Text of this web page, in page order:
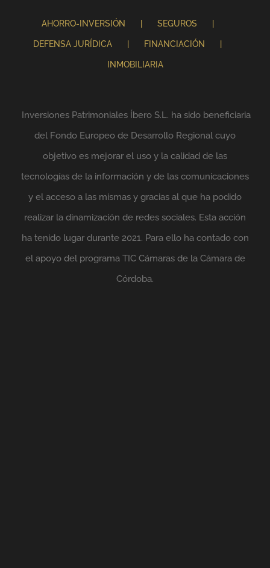
AHORRO-INVERSIÓN SEGUROS
DEFENSA JURÍDICA FINANCIACIÓN
INMOBILIARIA
Inversiones Patrimoniales Íbero S.L. ha sido beneficiaria
del Fondo Europeo de Desarrollo Regional cuyo
objetivo es mejorar el uso y la calidad de las
tecnologías de la información y de las comunicaciones
y el acceso a las mismas y gracias al que ha podido
realizar la dinamización de redes sociales. Esta acción
ha tenido lugar durante 2021. Para ello ha contado con
el apoyo del programa TIC Cámaras de la Cámara de
Córdoba.